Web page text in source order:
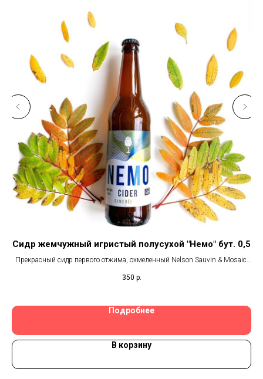
Сидр жемчужный игристый полусухой "Немо" бут. 0,5
Прекрасный сидр первого отжима, охмеленный Nelson Sauvin & Mosaic.
вина и смородинового листа, привнесёнными двумя хмелями.
350 р.
Подробнее
В корзину